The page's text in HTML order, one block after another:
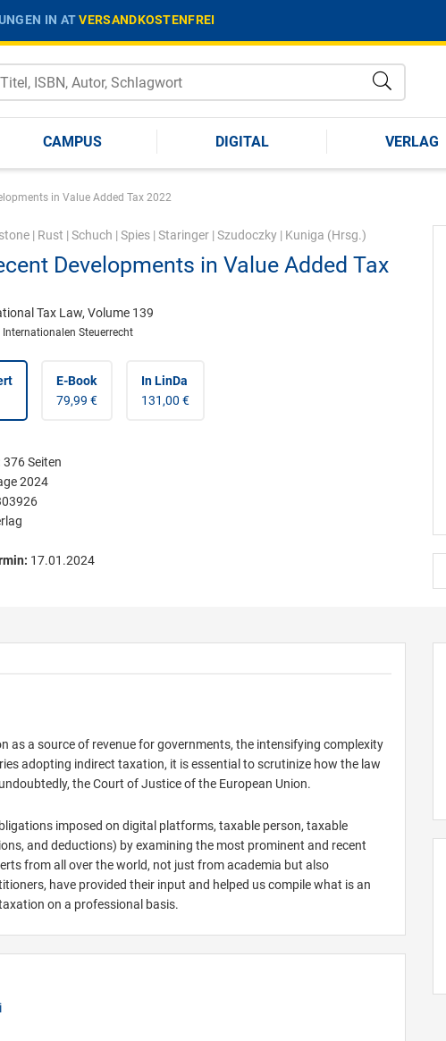
IN ATVERSANDKOSTENFREI
CAMPUS DIGITAL VERLAG
in Value Added Tax 2022
| Rust | Schuch | Spies| Staringer| Szudoczky| Kuniga (Hrsg.)
Developments in Value Added Tax
Tax Law, Volume 139
Steuerrecht
E-Book
79,99 €
In LinDa
131,00 €
376Seiten
2024
17.01.2024
as a source of revenue for governments, the intensifying complexity
adopting indirect taxation, it is essential to scrutinize how the law
the Court of Justice of the European Union.
imposed on digital platforms, taxable person, taxable
and deductions) by examining the most prominent and recent
from all over the world, not just from academia but also
have provided their input and helped us compile what is an
on a professional basis.